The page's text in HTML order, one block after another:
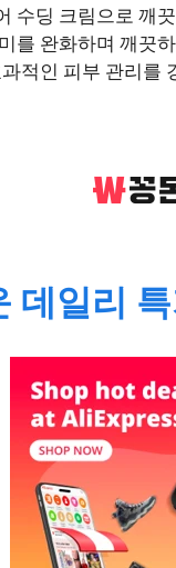
수딩 크림으로 깨
를 완화하며 깨끗
적인 피부 관리를
데일리